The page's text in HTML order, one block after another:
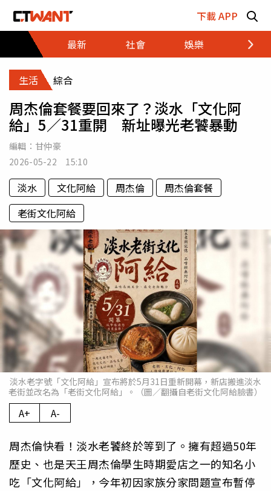
下載 APP
最新
社會 娛樂 財經
生活 綜合
周杰倫套餐要回來了？淡水「文化阿
給」5／31重開 新址曝光老饕暴動
編輯： 甘仲豪
2026-05-22 15:10
淡水 文化阿給 周杰倫
周杰倫套餐
老街文化阿給
淡水老字號「文化阿給」宣布將於5月31日重新開幕，新店搬進淡水
老街並改名為「老街文化阿給」。（圖／翻攝自老街文化阿給臉書）
A+ A-
周杰倫快看！淡水老饕終於等到了。擁有超過50年
歷史、也是天王周杰倫學生時期愛店之一的知名小
吃「文化阿給」，今年初因家族分家問題宣布暫停